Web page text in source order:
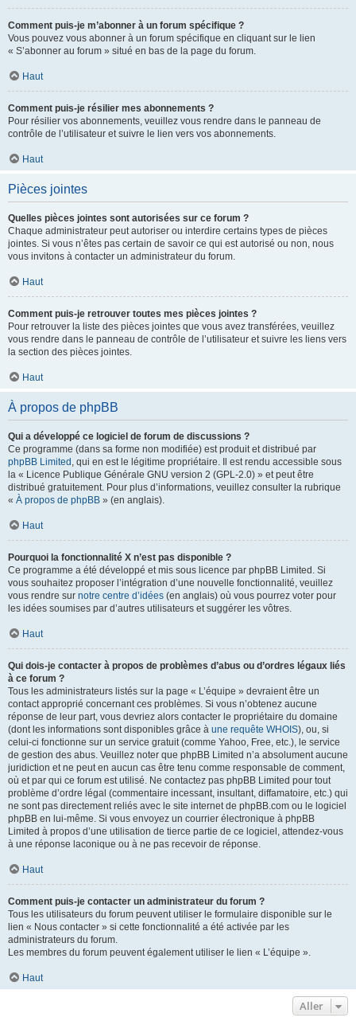
Comment puis-je m’abonner à un forum spécifique ?
Vous pouvez vous abonner à un forum spécifique en cliquant sur le lien
« S’abonner au forum » situé en bas de la page du forum.
Haut
Comment puis-je résilier mes abonnements ?
Pour résilier vos abonnements, veuillez vous rendre dans le panneau de
contrôle de l’utilisateur et suivre le lien vers vos abonnements.
Haut
Pièces jointes
Quelles pièces jointes sont autorisées sur ce forum ?
Chaque administrateur peut autoriser ou interdire certains types de pièces
jointes. Si vous n’êtes pas certain de savoir ce qui est autorisé ou non, nous
vous invitons à contacter un administrateur du forum.
Haut
Comment puis-je retrouver toutes mes pièces jointes ?
Pour retrouver la liste des pièces jointes que vous avez transférées, veuillez
vous rendre dans le panneau de contrôle de l’utilisateur et suivre les liens vers
la section des pièces jointes.
Haut
À propos de phpBB
Qui a développé ce logiciel de forum de discussions ?
Ce programme (dans sa forme non modifiée) est produit et distribué par
phpBB Limited , qui en est le légitime propriétaire. Il est rendu accessible sous
la « Licence Publique Générale GNU version 2 (GPL-2.0) » et peut être
distribué gratuitement. Pour plus d’informations, veuillez consulter la rubrique
« À propos de phpBB » (en anglais).
Haut
Pourquoi la fonctionnalité X n’est pas disponible ?
Ce programme a été développé et mis sous licence par phpBB Limited. Si
vous souhaitez proposer l’intégration d’une nouvelle fonctionnalité, veuillez
vous rendre sur notre centre d’idées (en anglais) où vous pourrez voter pour
les idées soumises par d’autres utilisateurs et suggérer les vôtres.
Haut
Qui dois-je contacter à propos de problèmes d’abus ou d’ordres légaux liés
à ce forum ?
Tous les administrateurs listés sur la page « L’équipe » devraient être un
contact approprié concernant ces problèmes. Si vous n’obtenez aucune
réponse de leur part, vous devriez alors contacter le propriétaire du domaine
(dont les informations sont disponibles grâce à une requête WHOIS), ou, si
celui-ci fonctionne sur un service gratuit (comme Yahoo, Free, etc.), le service
de gestion des abus. Veuillez noter que phpBB Limited n’a absolument aucune
juridiction et ne peut en aucun cas être tenu comme responsable de comment,
où et par qui ce forum est utilisé. Ne contactez pas phpBB Limited pour tout
problème d’ordre légal (commentaire incessant, insultant, diffamatoire, etc.) qui
ne sont pas directement reliés avec le site internet de phpBB.com ou le logiciel
phpBB en lui-même. Si vous envoyez un courrier électronique à phpBB
Limited à propos d’une utilisation de tierce partie de ce logiciel, attendez-vous
à une réponse laconique ou à ne pas recevoir de réponse.
Haut
Comment puis-je contacter un administrateur du forum ?
Tous les utilisateurs du forum peuvent utiliser le formulaire disponible sur le
lien « Nous contacter » si cette fonctionnalité a été activée par les
administrateurs du forum.
Les membres du forum peuvent également utiliser le lien « L’équipe ».
Haut
Aller